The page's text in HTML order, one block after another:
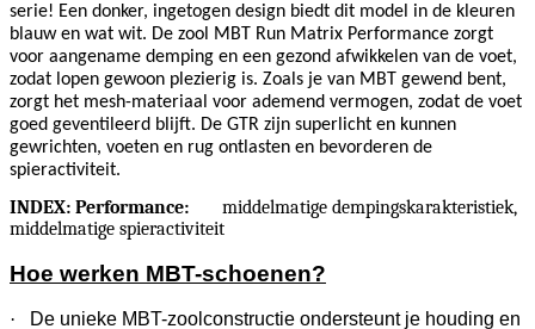
serie! Een donker, ingetogen design biedt dit model in de kleuren
blauw en wat wit. De zool MBT Run Matrix Performance zorgt
voor aangename demping en een gezond afwikkelen van de voet,
zodat lopen gewoon plezierig is. Zoals je van MBT gewend bent,
zorgt het mesh-materiaal voor ademend vermogen, zodat de voet
goed geventileerd blijft. De GTR zijn superlicht en kunnen
gewrichten, voeten en rug ontlasten en bevorderen de
spieractiviteit.
INDEX: Performance:
middelmatige dempingskarakteristiek,
middelmatige spieractiviteit
Hoe werken MBT-schoenen?
·
De unieke MBT-zoolconstructie ondersteunt je houding en